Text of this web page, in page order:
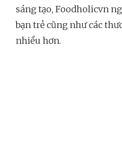
sáng tạo, Foodholicvn
bạn trẻ cũng như các
nhiều hơn.